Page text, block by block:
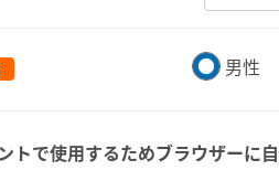
男性
トで使用するためブラウザーに